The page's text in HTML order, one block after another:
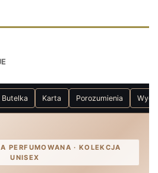
Butelka Karta Porozumienia
PERFUMOWANA · KOLEKCJA
UNISEX